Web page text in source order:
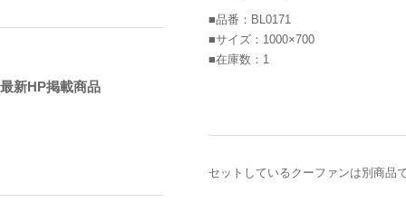
■品番：BL0171
■サイズ：1000×700
■在庫数：1
セットしているクーファンは別商品
最新HP掲載商品